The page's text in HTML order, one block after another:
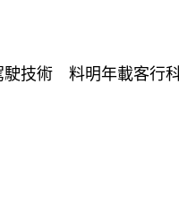
駛技術 料明年載客行